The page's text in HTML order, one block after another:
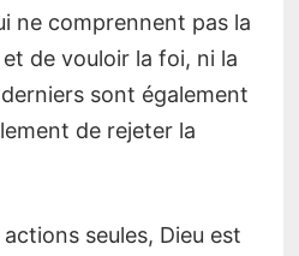
ne comprennent pas la
de vouloir la foi, ni la
sont également
de rejeter la
seules, Dieu est